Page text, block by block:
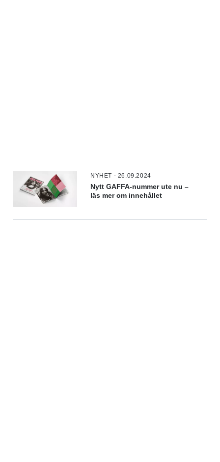
NYHET - 26.09.2024
Nytt GAFFA-nummer ute nu –
läs mer om innehållet